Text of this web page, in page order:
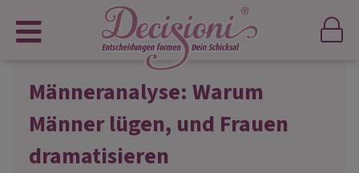
Männeranalyse: Warum
Männer lügen, und Frauen
dramatisieren